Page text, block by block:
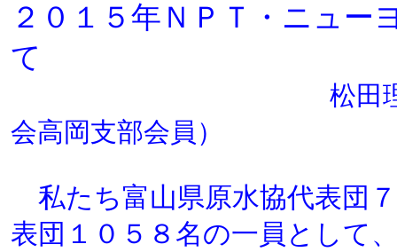
２０１５年ＮＰＴ・ニュー
て
松田理恵子（
会高岡支部会員）
私たち富山県原水協代表団
表団１０５８名の一員として